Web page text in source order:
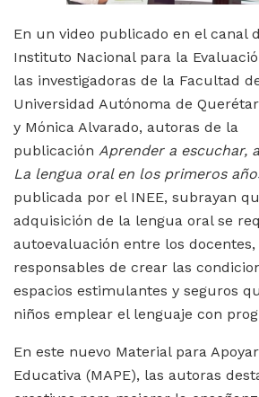
En un video publicado en el canal
Instituto Nacional para la
las investigadoras de la Facultad
Universidad Autónoma de
y Mónica Alvarado, autoras de la
publicación Aprender a escuchar,
La lengua oral en los primeros
publicada por el INEE, subrayan
adquisición de la lengua oral se
autoevaluación entre los docentes,
responsables de crear las
espacios estimulantes y seguros
niños emplear el lenguaje con
En este nuevo Material para
Educativa (MAPE), las autoras